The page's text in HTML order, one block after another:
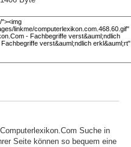
Suche in
Seite können so bequem eine